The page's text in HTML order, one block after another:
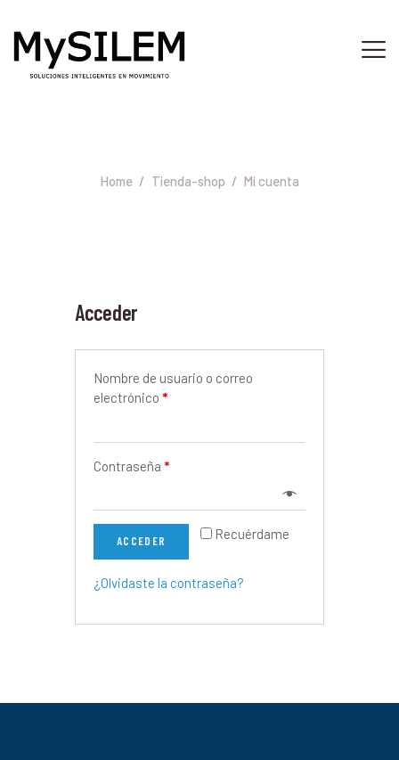
Home Tienda-shop Mi cuenta
TIENDA
Acceder
Nombre de usuario o correo
electrónico *
Contraseña *
Recuérdame
ACCEDER
¿Olvidaste la contraseña?